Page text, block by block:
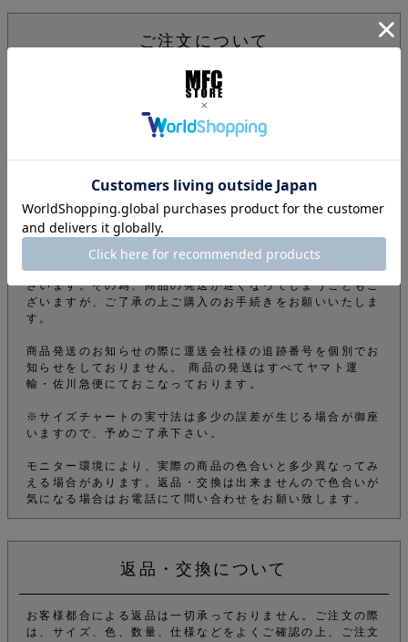
ご注文について
下記注意事項をお読みになってから商品のご購入手続きをお
info@mfc-store.com から確認メールが届きます。 迷惑
オンラインショップの商品は実店舗でも販売しているため、
ご注文確定後でもタイミングにより在庫がない場合がござい
ます。できる限りそのようなことがないよう管理しておりま
すが、予めご了承下さい。
商品をご購入のお客様のオーダー内容から弊社の審査によ
り、電話やメールなどでオーダーを確認させて頂くことがご
ざいます。その為、商品の発送が遅くなってしまうこともご
ざいますが、ご了承の上ご購入のお手続きをお願いいたしま
す。
商品発送のお知らせの際に運送会社様の追跡番号を個別でお
知らせをしておりません。 商品の発送はすべてヤマト運
輸・佐川急便にておこなっております。
※サイズチャートの実寸法は多少の誤差が生じる場合が御座
いますので、予めご了承下さい。
モニター環境により、実際の商品の色合いと多少異なってみ
える場合があります。返品・交換は出来ませんので色合いが
気になる場合はお電話にて問い合わせをお願い致します。
返品・交換について
お客様都合による返品は一切承っておりません。ご注文の際
は、サイズ、色、数量、仕様などをよくご確認の上、ご注文